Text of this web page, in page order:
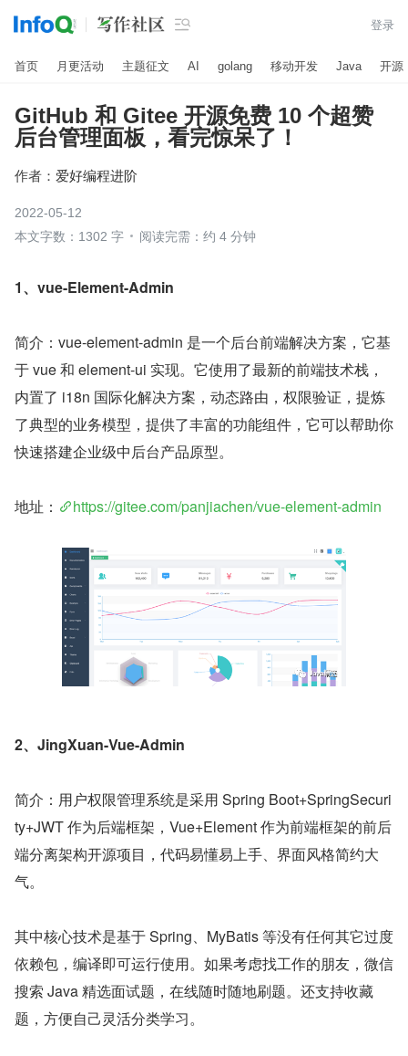
 登录
首页 月更活动 主题征文 AI golang 移动开发 Java 开源
GitHub 和 Gitee 开源免费 10 个超赞
后台管理面板，看完惊呆了！
作者： 爱好编程进阶
2022-05-12
本文字数：1302 字
阅读完需：约 4 分钟
1、vue-Element-Admin
简介：vue-element-admin 是一个后台前端解决方案，它基
于 vue 和 element-ui 实现。它使用了最新的前端技术栈，
内置了 i18n 国际化解决方案，动态路由，权限验证，提炼
了典型的业务模型，提供了丰富的功能组件，它可以帮助你
快速搭建企业级中后台产品原型。
地址： https://gitee.com/panjiachen/vue-element-admin
2、JingXuan-Vue-Admin
简介：用户权限管理系统是采用 Spring Boot+SpringSecuri
ty+JWT 作为后端框架，Vue+Element 作为前端框架的前后
端分离架构开源项目，代码易懂易上手、界面风格简约大
气。
其中核心技术是基于 Spring、MyBatis 等没有任何其它过度
依赖包，编译即可运行使用。如果考虑找工作的朋友，微信
搜索 Java 精选面试题，在线随时随地刷题。还支持收藏
题，方便自己灵活分类学习。